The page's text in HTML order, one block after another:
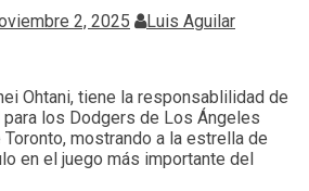
2, 2025 Luis Aguilar
Ohtani, tiene la responsablilidad de
para los Dodgers de Los Ángeles
mostrando a la estrella de
en el juego más importante del